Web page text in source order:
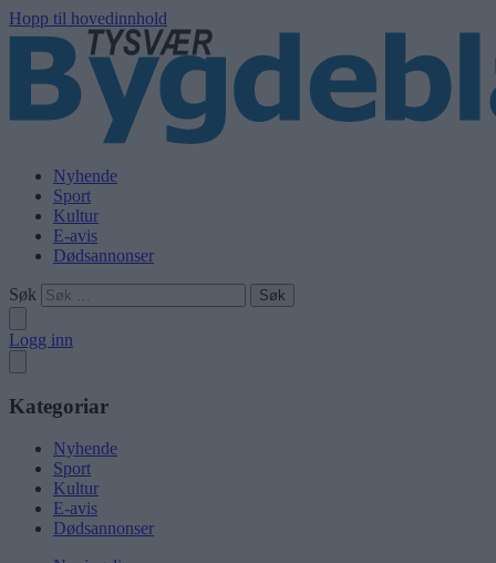
Hopp til hovedinnhold
Nyhende
Sport
Kultur
E-avis
Dødsannonser
Søk
Logg inn
Kategoriar
Nyhende
Sport
Kultur
E-avis
Dødsannonser